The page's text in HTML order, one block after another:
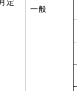
一般